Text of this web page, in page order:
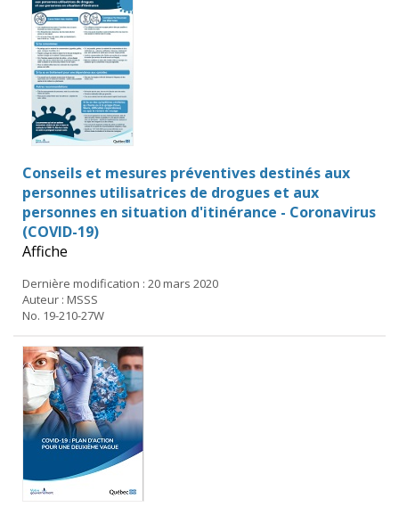
Conseils et mesures préventives destinés aux
personnes utilisatrices de drogues et aux
personnes en situation d'itinérance - Coronavirus
(COVID-19)
Affiche
Dernière modification : 20 mars 2020
Auteur : MSSS
No. 19-210-27W